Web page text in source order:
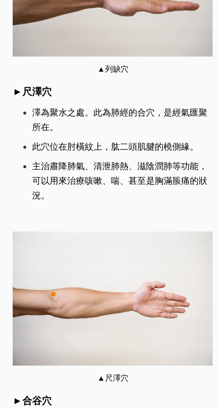
▲列缺穴
►尺澤穴
澤為聚水之處。此為肺經的合穴，是經氣匯聚
所在。
此穴位在肘橫紋上，肱二頭肌腱的橈側緣。
主治肅降肺氣、清泄肺熱、滋陰潤肺等功能，
可以用來治療咳嗽、喘、甚至是胸滿脹痛的狀
況。
▲尺澤穴
►合谷穴